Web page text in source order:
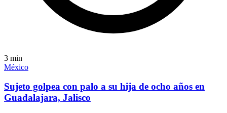
3 min
México
Sujeto golpea con palo a su hija de ocho años en
Guadalajara, Jalisco